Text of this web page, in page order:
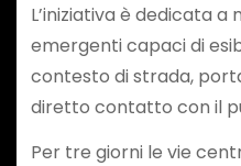
L’iniziativa è dedicata a
emergenti capaci di
contesto di strada,
diretto contatto con il
Per tre giorni le vie